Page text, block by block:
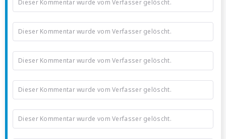
Dieser Kommentar wurde vom Verfasser gelöscht.
Dieser Kommentar wurde vom Verfasser gelöscht.
Dieser Kommentar wurde vom Verfasser gelöscht.
Dieser Kommentar wurde vom Verfasser gelöscht.
Dieser Kommentar wurde vom Verfasser gelöscht.